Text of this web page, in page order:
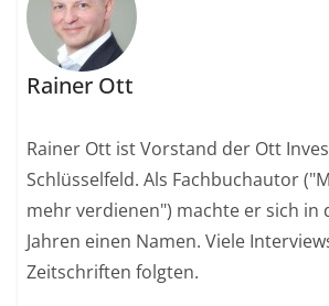
Rainer Ott
Rainer Ott ist Vorstand der Ott
Schlüsselfeld. Als Fachbuchautor
mehr verdienen") machte er sich in
Jahren einen Namen. Viele
Zeitschriften folgten.